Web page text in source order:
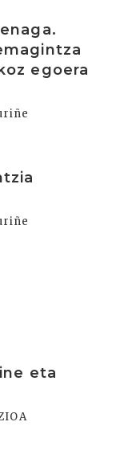
egoera
eta